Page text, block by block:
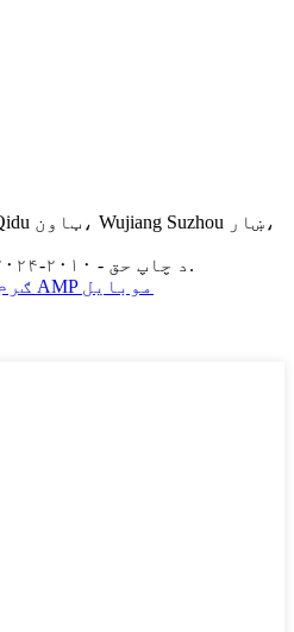
© د چاپ حق - ۲۰۱۰-۲۰۲۴: ټول حقونه خوندي دي.
د AMP موبایل